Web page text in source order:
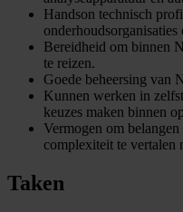
Handson technisch
Bereidheid om binnen
te reizen.
Goede beheersing van
Kunnen werken in
keuzes maken binnen
Vermogen om
complexiteit te vertalen
Taken